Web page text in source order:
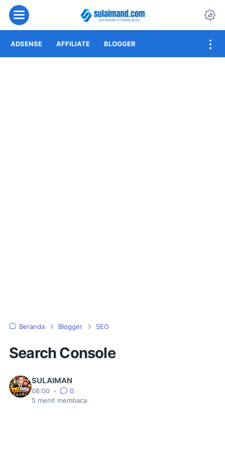
Menu
ADSENSE AFFILIATE BLOGGER
Beranda Blogger SEO
Search Console
SULAIMAN
08:00 •
0
5 menit membaca